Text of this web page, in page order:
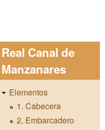
Real Canal de
Manzanares
Elementos
1. Cabecera
2. Embarcadero